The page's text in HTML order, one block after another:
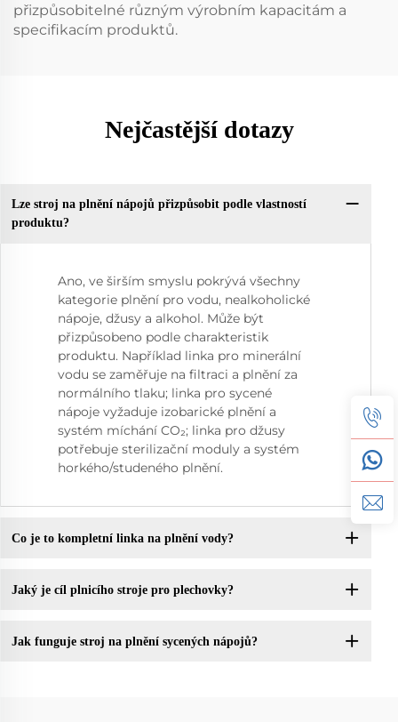
přizpůsobitelné různým výrobním kapacitám a
specifikacím produktů.
Nejčastější dotazy
Lze stroj na plnění nápojů přizpůsobit podle vlastností
produktu?
Ano, ve širším smyslu pokrývá všechny
kategorie plnění pro vodu, nealkoholické
nápoje, džusy a alkohol. Může být
přizpůsobeno podle charakteristik
produktu. Například linka pro minerální
vodu se zaměřuje na filtraci a plnění za
normálního tlaku; linka pro sycené
nápoje vyžaduje izobarické plnění a
systém míchání CO₂; linka pro džusy
potřebuje sterilizační moduly a systém
horkého/studeného plnění.
Co je to kompletní linka na plnění vody?
Jaký je cíl plnicího stroje pro plechovky?
Jak funguje stroj na plnění sycených nápojů?